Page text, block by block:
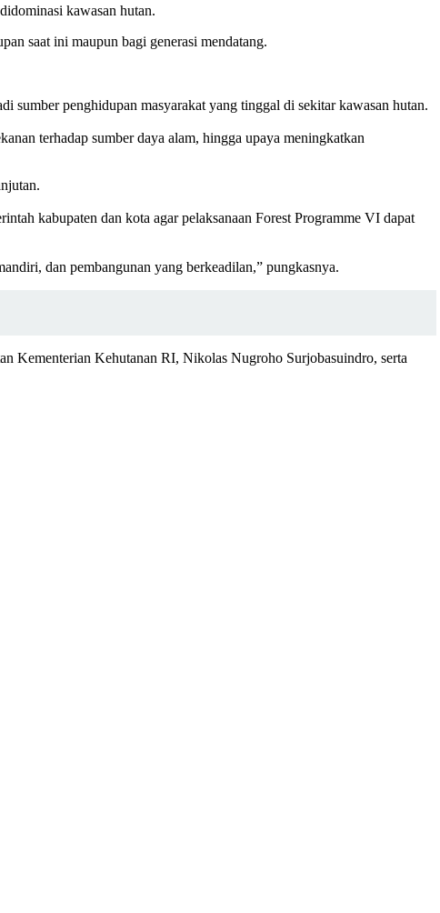
kawasan hutan.
saat ini maupun bagi generasi mendatang.
sumber penghidupan masyarakat yang tinggal di sekitar kawasan hutan.
terhadap sumber daya alam, hingga upaya meningkatkan
kabupaten dan kota agar pelaksanaan Forest Programme VI dapat
dan pembangunan yang berkeadilan,” pungkasnya.
Kementerian Kehutanan RI, Nikolas Nugroho Surjobasuindro, serta